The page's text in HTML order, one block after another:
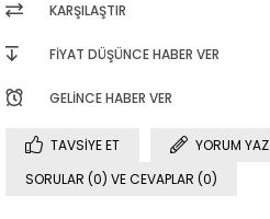
KARŞILAŞTIR
FIYAT DÜŞÜNCE HABER VER
GELINCE HABER VER
TAVSIYE ET
YORUM YAZ
SORULAR (0) VE CEVAPLAR (0)